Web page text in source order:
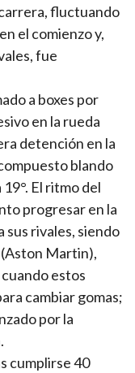
fluctuando
el comienzo y,
fue
a boxes por
en la rueda
detención en la
blando
El ritmo del
progresar en la
sus rivales, siendo
Martin),
estos
cambiar gomas;
por la
cumplirse 40